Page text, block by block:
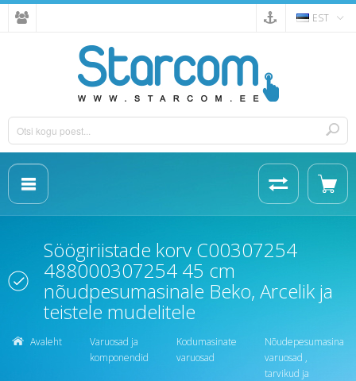
EST
Söögiriistade korv C00307254
488000307254 45 cm
nõudpesumasinale Beko, Arcelik ja
teistele mudelitele
Avaleht
Varuosad ja
komponendid
Kodumasinate
varuosad
Nõudepesumasina
varuosad ,
tarvikud ja